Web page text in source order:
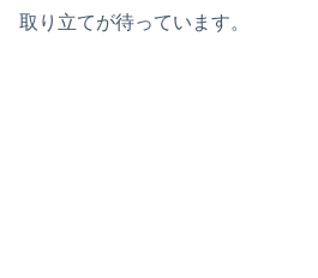
取り立てが待っています。